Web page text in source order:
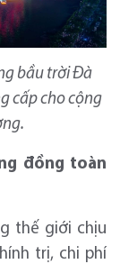
bầu trời Đà
cấp cho cộng
đồng toàn
thế giới chịu
trị, chi phí